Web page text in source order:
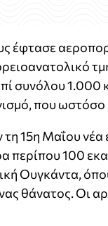
έφτασε
συνόλου
που ωστόσο
15η Μαΐου νέα
περίπου 100
Ουγκάντα,
θάνατος. Οι